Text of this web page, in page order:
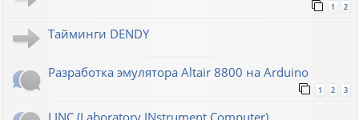
1 2
Тайминги DENDY
Разработка эмулятора Altair 8800 на Arduino
1 2 3
LINC (Laboratory INstrument Computer)